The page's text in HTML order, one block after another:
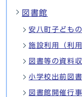
図書館
安八町子ども
施設利用（利
図書等の資料
小学校出前図
図書館開催行事